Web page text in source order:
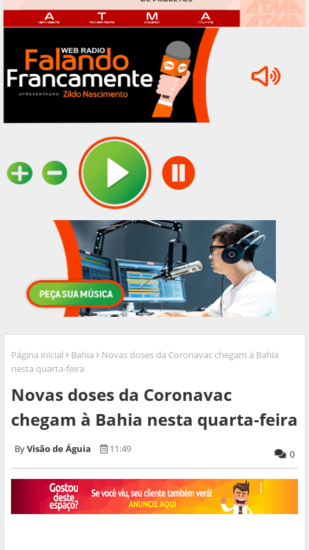
Página inicial Bahia
Novas doses da Coronavac chegam à Bahia
nesta quarta-feira
Novas doses da Coronavac
chegam à Bahia nesta quarta-feira
Visão de Águia 11:49 0